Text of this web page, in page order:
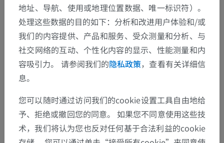
解剖层次
人体解剖学2
人体
支气管肺段> 小叶
这个解剖部位没有子结构
地址、导航、使用或地理位置数据、唯一标识符）。
处理这些数据的目的如下：分析和改进用户体验和/或
我们的内容提供、产品和服务、受众测量和分析、与
社交网络的互动、个性化内容的显示、性能测量和内
容吸引力。 请参阅我们的隐私政策，查看有关详细信
息。
您可以随时通过访问我们的cookie设置工具自由地给
予、拒绝或撤回您的同意。 如果您不同意使用这些技
术，我们将认为您也反对任何基于合法利益的cookie